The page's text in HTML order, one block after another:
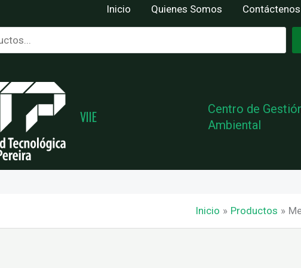
Inicio Quienes Somos Contáctenos
VIIE
Centro de
Ambiental
Inicio Productos